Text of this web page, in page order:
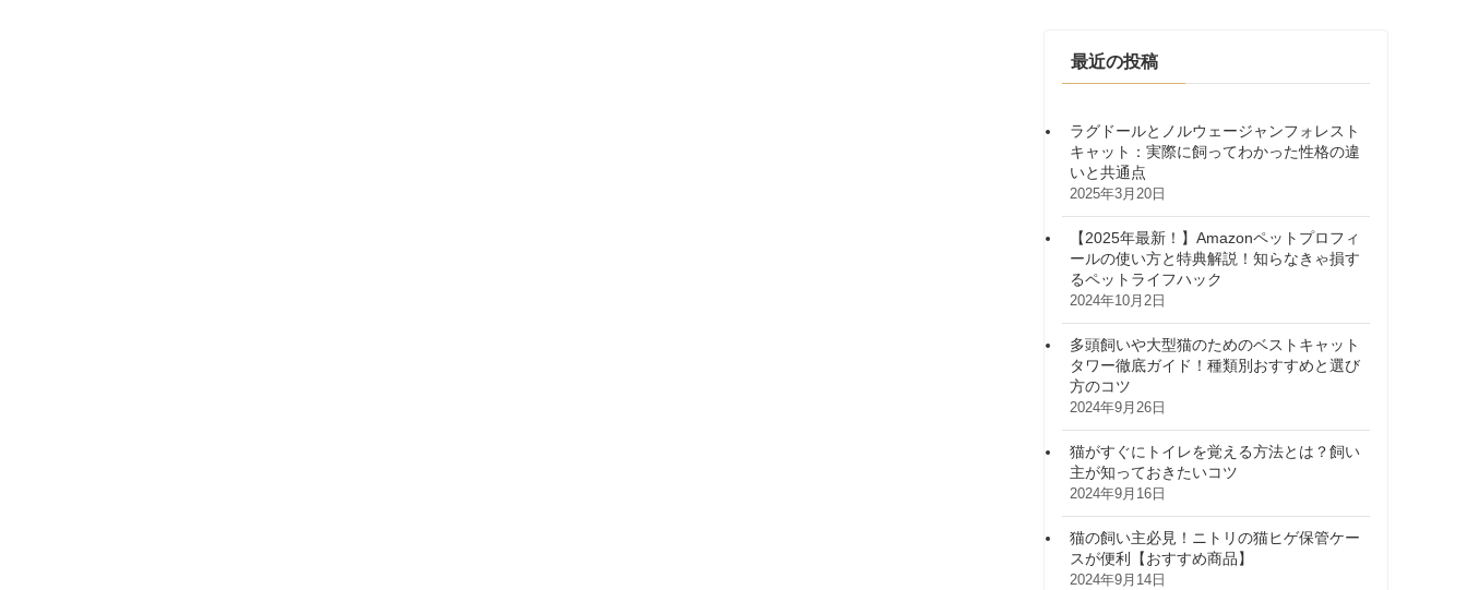
最近の投稿
ラグドールとノルウェージャンフォレスト
キャット：実際に飼ってわかった性格の違
いと共通点
2025年3月20日
【2025年最新！】Amazonペットプロフィ
ールの使い方と特典解説！知らなきゃ損す
るペットライフハック
2024年10月2日
多頭飼いや大型猫のためのベストキャット
タワー徹底ガイド！種類別おすすめと選び
方のコツ
2024年9月26日
猫がすぐにトイレを覚える方法とは？飼い
主が知っておきたいコツ
2024年9月16日
猫の飼い主必見！ニトリの猫ヒゲ保管ケー
スが便利【おすすめ商品】
2024年9月14日